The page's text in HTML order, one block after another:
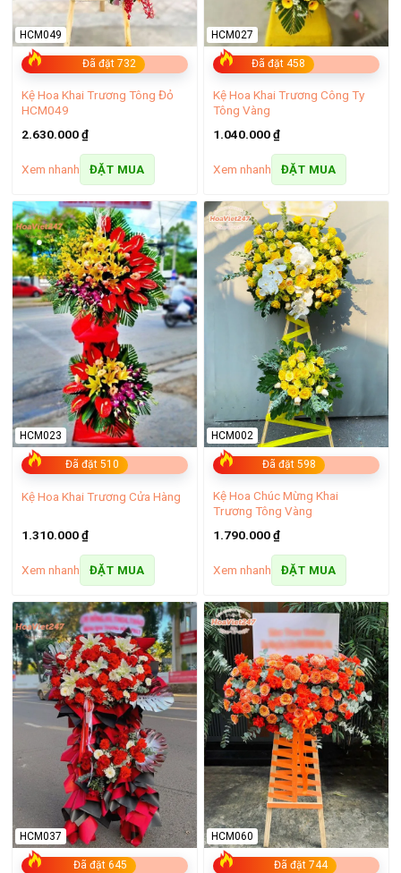
Đã đặt 732
HCM049
Kệ Hoa Khai Trương Tông Đỏ
HCM049
2.630.000₫
Xem nhanh ĐẶT MUA
Đã đặt 458
HCM027
Kệ Hoa Khai Trương Công Ty
Tông Vàng
1.040.000₫
Xem nhanh ĐẶT MUA
Đã đặt 510
HCM023
Kệ Hoa Khai Trương Cửa Hàng
1.310.000₫
Xem nhanh ĐẶT MUA
Đã đặt 598
HCM002
Kệ Hoa Chúc Mừng Khai
Trương Tông Vàng
1.790.000₫
Xem nhanh ĐẶT MUA
Đã đặt 645
HCM037
Đã đặt 744
HCM060